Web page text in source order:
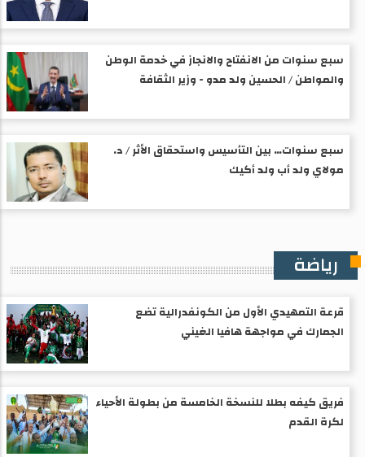
سبع سنوات من الانفتاح والانجاز في خدمة الوطن
والمواطن / الحسين ولد مدو - وزير الثقافة
سبع سنوات… بين التأسيس واستحقاق الأثر / د.
مولاي ولد أب ولد أكيك
رياضة
قرعة التمهيدي الأول من الكونفدرالية تضع
الجمارك في مواجهة هافيا الغيني
فريق كيفه بطلا للنسخة الخامسة من بطولة الأحياء
لكرة القدم